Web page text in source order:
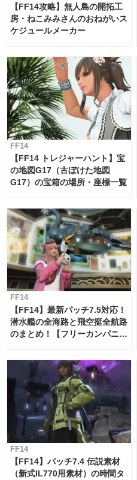
【FF14攻略】無人島の開拓工
房・ねこみみさんのおねがいス
ケジュールメーカー
FF14
【FF14 トレジャーハント】宝
の地図G17（古ぼけた地図
G17）の宝箱の場所・座標一覧
FF14
【FF14】最新パッチ7.5対応！
潜水艦の全海路と飛空挺全航路
のまとめ！【フリーカンパニ
FF14
【FF14】パッチ7.4 伝説素材
（新式IL770用素材）の時間タ